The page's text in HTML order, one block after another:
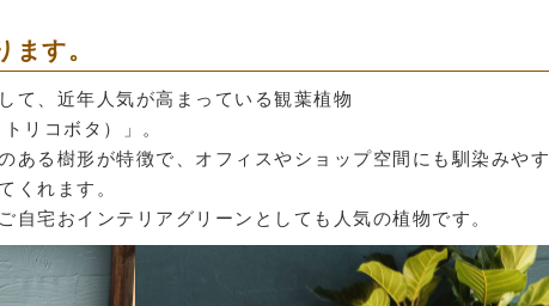
す。
て、近年人気が高まっている観葉植物
リコボタ）」。
ある樹形が特徴で、オフィスやショップ空間にも馴染みやす
くれます。
自宅おインテリアグリーンとしても人気の植物です。